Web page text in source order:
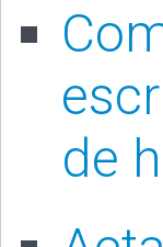
de